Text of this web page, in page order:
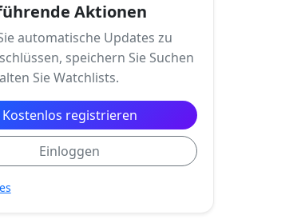
Aktionen
automatische Updates zu
speichern Sie Suchen
Sie Watchlists.
Kostenlos registrieren
Einloggen